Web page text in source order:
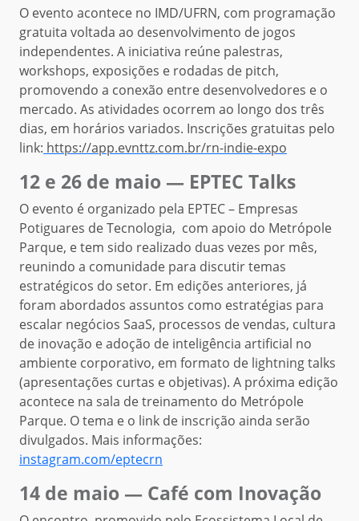
O evento acontece no IMD/UFRN, com programação
gratuita voltada ao desenvolvimento de jogos
independentes. A iniciativa reúne palestras,
workshops, exposições e rodadas de pitch,
promovendo a conexão entre desenvolvedores e o
mercado. As atividades ocorrem ao longo dos três
dias, em horários variados. Inscrições gratuitas pelo
link: https://app.evnttz.com.br/rn-indie-expo
12 e 26 de maio — EPTEC Talks
O evento é organizado pela EPTEC – Empresas
Potiguares de Tecnologia, com apoio do Metrópole
Parque, e tem sido realizado duas vezes por mês,
reunindo a comunidade para discutir temas
estratégicos do setor. Em edições anteriores, já
foram abordados assuntos como estratégias para
escalar negócios SaaS, processos de vendas, cultura
de inovação e adoção de inteligência artificial no
ambiente corporativo, em formato de lightning talks
(apresentações curtas e objetivas). A próxima edição
acontece na sala de treinamento do Metrópole
Parque. O tema e o link de inscrição ainda serão
divulgados. Mais informações:
instagram.com/eptecrn
14 de maio — Café com Inovação